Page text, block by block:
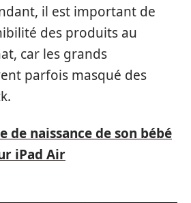
il est important de
des produits au
car les grands
parfois masqué des
de naissance de son bébé
iPad Air